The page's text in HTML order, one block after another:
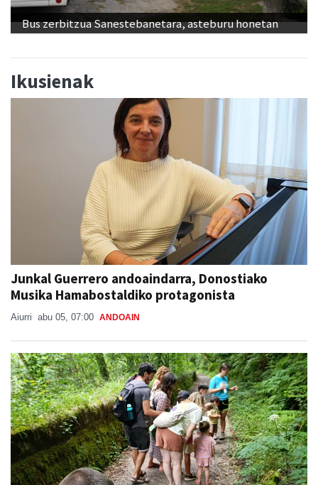
Bus zerbitzua Sanestebanetara, asteburu honetan
Ikusienak
Junkal Guerrero andoaindarra, Donostiako
Musika Hamabostaldiko protagonista
Aiurri abu 05, 07:00 ANDOAIN